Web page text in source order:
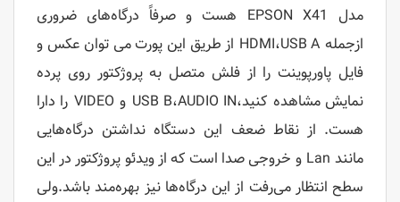
مدل EPSON X41 هست و صرفاً درگاه‌های ضروری
ازجمله HDMI،USB A از طریق این پورت می توان عکس و
فایل پاورپوینت را از فلش متصل به پروژکتور روی پرده
نمایش مشاهده کنید،USB B،AUDIO IN و VIDEO را دارا
هست. از نقاط ضعف این دستگاه نداشتن درگاه‌هایی
مانند Lan و خروجی صدا است که از ویدئو پروژکتور در این
سطح انتظار می‌رفت از این درگاه‌ها نیز بهره‌مند باشد.ولی